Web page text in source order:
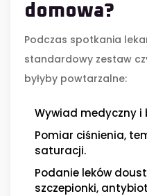
domowa?
Podczas spotkania
standardowy zestaw
byłyby powtarzalne:
Wywiad medyczny i
Pomiar ciśnienia,
saturacji.
Podanie leków
szczepionki,